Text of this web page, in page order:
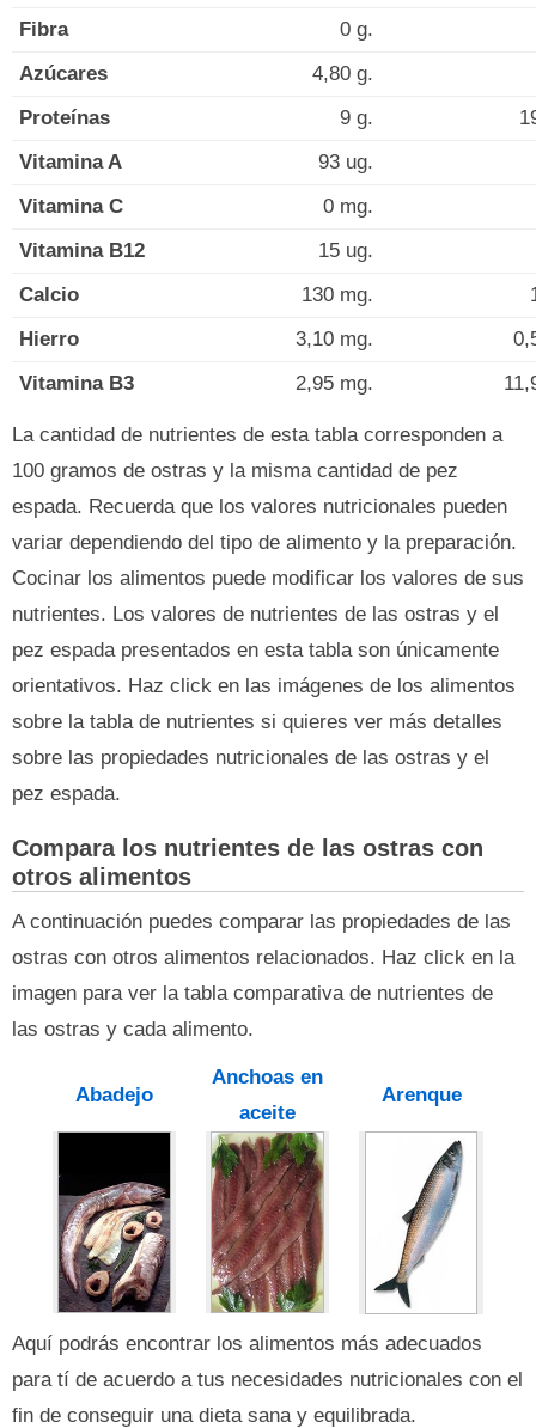
Fibra
0 g.
Azúcares
4,80 g.
Proteínas
9 g.
Vitamina A
93 ug.
Vitamina C
0 mg.
Vitamina B12
15 ug.
Calcio
130 mg.
Hierro
3,10 mg.
Vitamina B3
2,95 mg.
La cantidad de nutrientes de esta tabla corresponden a
100 gramos de ostras y la misma cantidad de pez
espada. Recuerda que los valores nutricionales pueden
variar dependiendo del tipo de alimento y la preparación.
Cocinar los alimentos puede modificar los valores de sus
nutrientes. Los valores de nutrientes de las ostras y el
pez espada presentados en esta tabla son únicamente
orientativos. Haz click en las imágenes de los alimentos
sobre la tabla de nutrientes si quieres ver más detalles
sobre las propiedades nutricionales de las ostras y el
pez espada.
Compara los nutrientes de las ostras con
otros alimentos
A continuación puedes comparar las propiedades de las
ostras con otros alimentos relacionados. Haz click en la
imagen para ver la tabla comparativa de nutrientes de
las ostras y cada alimento.
Abadejo
Anchoas en
aceite
Arenque
Aquí podrás encontrar los alimentos más adecuados
para tí de acuerdo a tus necesidades nutricionales con el
fin de conseguir una dieta sana y equilibrada.